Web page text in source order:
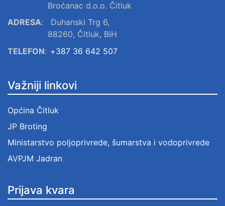
Broćanac d.o.o. Čitluk
ADRESA:
Duhanski Trg 6,
88260, Čitluk, BiH
TELEFON: +387 36 642 507
Važniji linkovi
Općina Čitluk
JP Broting
Ministarstvo poljoprivrede, šumarstva i vodoprivrede
AVPJM Jadran
Prijava kvara